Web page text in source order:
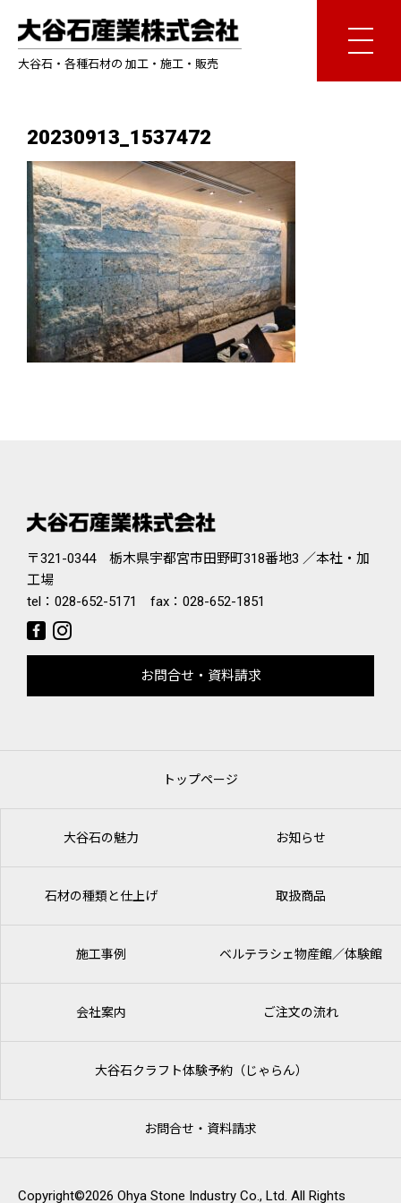
大谷石・各種石材の 加工・施工・販売
20230913_1537472
〒321-0344 栃木県宇都宮市田野町318番地3 ／本社・加
工場
tel： 028-652-5171 fax：028-652-1851
お問合せ・資料請求
トップページ
大谷石の魅力 お知らせ
石材の種類と仕上げ 取扱商品
施工事例 ベルテラシェ物産館／体験館
会社案内 ご注文の流れ
大谷石クラフト体験予約（じゃらん）
お問合せ・資料請求
Copyright©2026 Ohya Stone Industry Co., Ltd. All Rights